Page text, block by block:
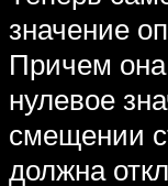
значение
Причем
нулевое
смещении
должна